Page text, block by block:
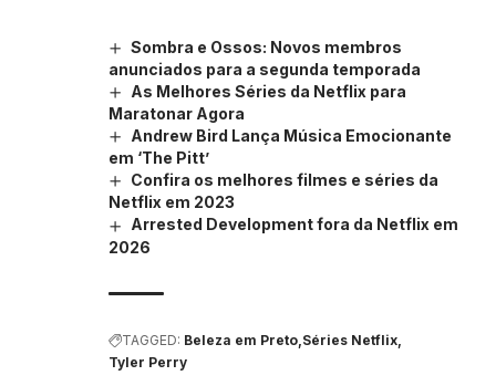
Sombra e Ossos: Novos membros
anunciados para a segunda temporada
As Melhores Séries da Netflix para
Maratonar Agora
Andrew Bird Lança Música Emocionante
em ‘The Pitt’
Confira os melhores filmes e séries da
Netflix em 2023
Arrested Development fora da Netflix em
2026
TAGGED: Beleza em Preto Séries Netflix
Tyler Perry